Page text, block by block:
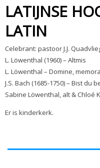
LATIJNSE
LATIN
Celebrant: pastoor J.J.
L. Löwenthal (1960) – Altmis
L. Löwenthal – Domine,
J.S. Bach (1685-1750) – Bist du
Sabine Löwenthal, alt & Chloé
Er is kinderkerk.